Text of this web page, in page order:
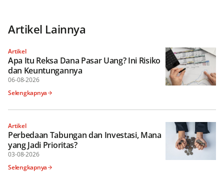
Artikel Lainnya
Artikel
Apa Itu Reksa Dana Pasar Uang? Ini Risiko
dan Keuntungannya
06-08-2026
Selengkapnya
Artikel
Perbedaan Tabungan dan Investasi, Mana
yang Jadi Prioritas?
03-08-2026
Selengkapnya